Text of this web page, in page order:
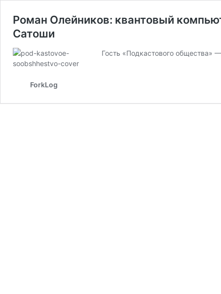
Роман Олейников: квантовый
Сатоши
Гость «Подкастового общества»
ForkLog